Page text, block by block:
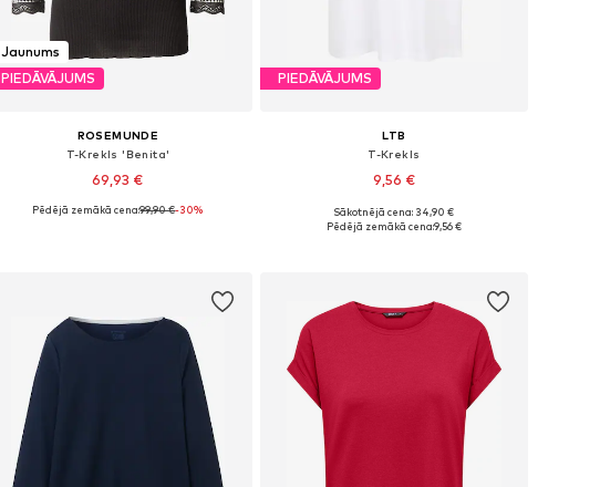
Jaunums
PIEDĀVĀJUMS
ROSEMUNDE
T-Krekls 'Benita'
69,93 €
Pieejamie izmēri: XS, S, M, L, XL
Pēdējā zemākā cena:99,90 €-30%
PIEDĀVĀJUMS
LTB
T-Krekls
9,56 €
Pieejamie izmēri: XS, S, M, L
Sākotnējā cena: 34,90 €
Pēdējā zemākā cena:9,56 €